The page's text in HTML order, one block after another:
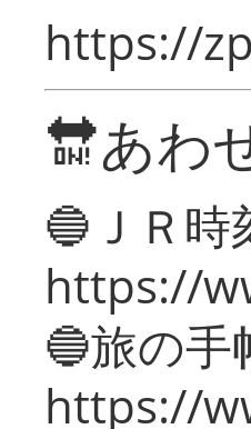
https://
🔛あわ
🔵ＪＲ時
https://
🔵旅の手
https://